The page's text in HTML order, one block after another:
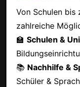
Von Schulen bis
zahlreiche
🏫 Schulen &
📚 Nachhilfe &
Schüler &